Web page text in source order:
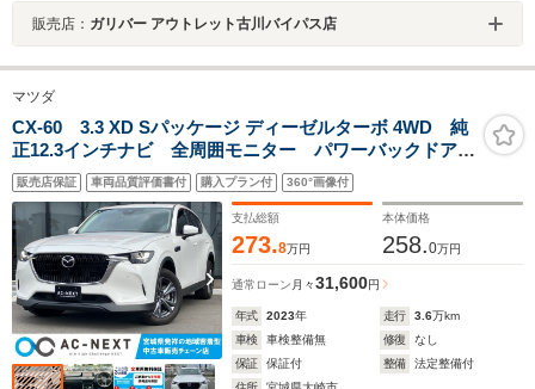
販売店： ガリバー アウトレット古川バイパス店
マツダ
CX-60 3.3 XD Sパッケージ ディーゼルターボ 4WD 純
正12.3インチナビ 全周囲モニター パワーバックドア
ブラインドスポットモニター ヘッドアップディスプレ
イ アダプティブクルーズコントロール クリアランス
ソナー ステアリングヒーター シートヒーター
販売店保証 車両品質評価書付 購入プラン付 360°画像付
支払総額
273.8万円
本体価格
258.0万円
通常ローン 月々31,600円
年式 2023年 走行 3.6万km
車検
車検整備無 修復
なし
保証
保証付 整備
法定整備付